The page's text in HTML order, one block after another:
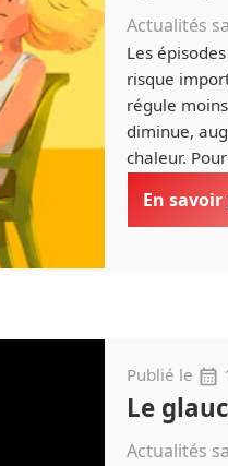
Actualités
Les
risque
régule
diminue,
chaleur.
En
Publié le
Le
Actualités